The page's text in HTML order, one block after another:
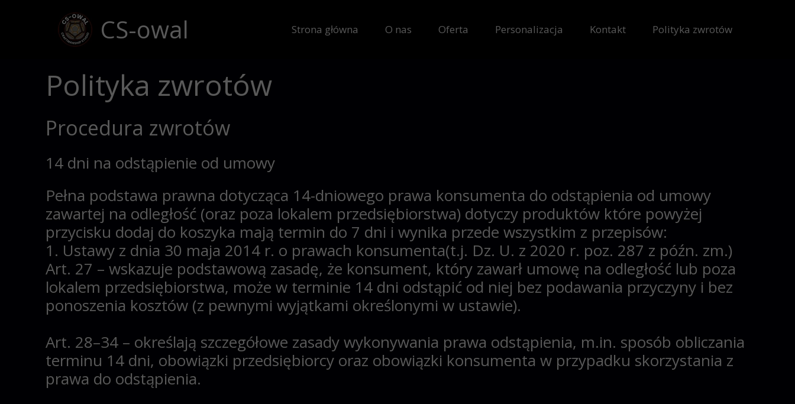
CS-owal Strona główna O nas Oferta Personalizacja Kontakt Polityka zwrotów
Polityka zwrotów
Procedura zwrotów
14 dni na odstąpienie od umowy
Pełna podstawa prawna dotycząca 14-dniowego prawa konsumenta do odstąpienia od umowy
zawartej na odległość (oraz poza lokalem przedsiębiorstwa) dotyczy produktów które powyżej
przycisku dodaj do koszyka mają termin do 7 dni i wynika przede wszystkim z przepisów:
1. Ustawy z dnia 30 maja 2014 r. o prawach konsumenta(t.j. Dz. U. z 2020 r. poz. 287 z późn. zm.)
Art. 27 – wskazuje podstawową zasadę, że konsument, który zawarł umowę na odległość lub poza
lokalem przedsiębiorstwa, może w terminie 14 dni odstąpić od niej bez podawania przyczyny i bez
ponoszenia kosztów (z pewnymi wyjątkami określonymi w ustawie).
Art. 28–34 – określają szczegółowe zasady wykonywania prawa odstąpienia, m.in. sposób obliczania
terminu 14 dni, obowiązki przedsiębiorcy oraz obowiązki konsumenta w przypadku skorzystania z
prawa do odstąpienia.